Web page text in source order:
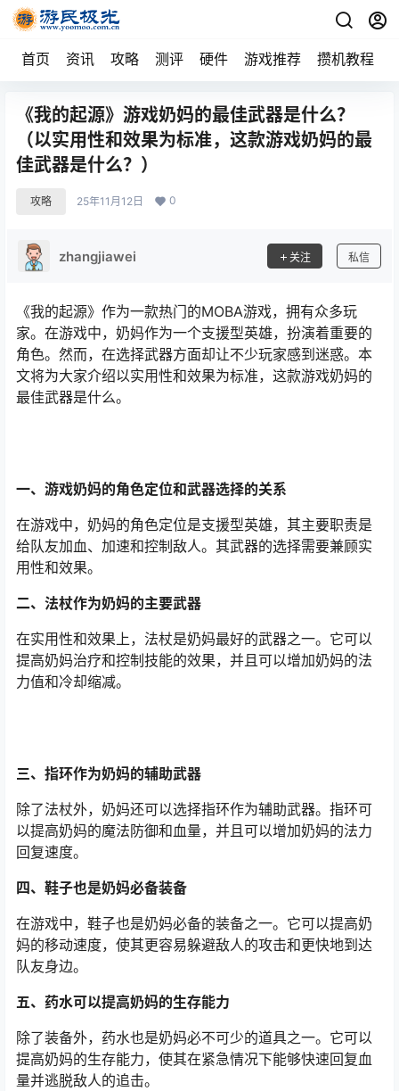
首页 资讯 攻略 测评 硬件 游戏推荐 攒机教程
《我的起源》游戏奶妈的最佳武器是什么？
（以实用性和效果为标准，这款游戏奶妈的最
佳武器是什么？）
攻略 25年11月12日 0
zhangjiawei 关注 私信
《我的起源》作为一款热门的MOBA游戏，拥有众多玩
家。在游戏中，奶妈作为一个支援型英雄，扮演着重要的
角色。然而，在选择武器方面却让不少玩家感到迷惑。本
文将为大家介绍以实用性和效果为标准，这款游戏奶妈的
最佳武器是什么。
一、游戏奶妈的角色定位和武器选择的关系
在游戏中，奶妈的角色定位是支援型英雄，其主要职责是
给队友加血、加速和控制敌人。其武器的选择需要兼顾实
用性和效果。
二、法杖作为奶妈的主要武器
在实用性和效果上，法杖是奶妈最好的武器之一。它可以
提高奶妈治疗和控制技能的效果，并且可以增加奶妈的法
力值和冷却缩减。
三、指环作为奶妈的辅助武器
除了法杖外，奶妈还可以选择指环作为辅助武器。指环可
以提高奶妈的魔法防御和血量，并且可以增加奶妈的法力
回复速度。
四、鞋子也是奶妈必备装备
在游戏中，鞋子也是奶妈必备的装备之一。它可以提高奶
妈的移动速度，使其更容易躲避敌人的攻击和更快地到达
队友身边。
五、药水可以提高奶妈的生存能力
除了装备外，药水也是奶妈必不可少的道具之一。它可以
提高奶妈的生存能力，使其在紧急情况下能够快速回复血
量并逃脱敌人的追击。